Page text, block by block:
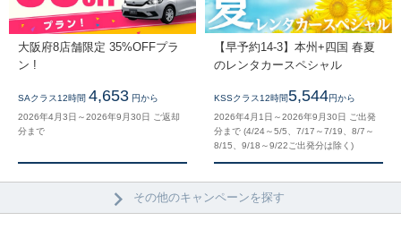
大阪府8店舗限定 35%OFFプラ
ン !
SAクラス12時間 4,653 円から
2026年4月3日～2026年9月30日 ご返却
分まで
【早予約14-3】本州+四国 春夏
のレンタカースペシャル
KSSクラス12時間5,544円から
2026年4月1日～2026年9月30日 ご出発
分まで (4/24～5/5、7/17～7/19、8/7～
8/15、9/18～9/22ご出発分は除く)
その他のキャンペーンを探す